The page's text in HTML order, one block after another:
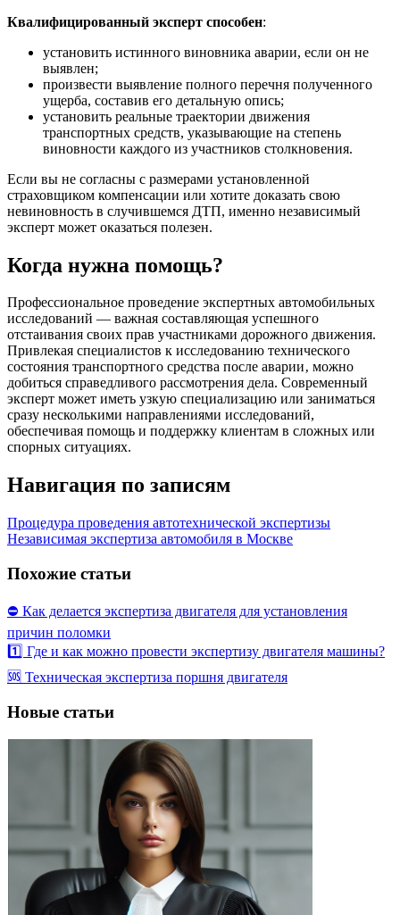
Квалифицированный эксперт способен:
установить истинного виновника аварии, если он не
выявлен;
произвести выявление полного перечня полученного
ущерба, составив его детальную опись;
установить реальные траектории движения
транспортных средств, указывающие на степень
виновности каждого из участников столкновения.
Если вы не согласны с размерами установленной
страховщиком компенсации или хотите доказать свою
невиновность в случившемся ДТП, именно независимый
эксперт может оказаться полезен.
Когда нужна помощь?
Профессиональное проведение экспертных автомобильных
исследований — важная составляющая успешного
отстаивания своих прав участниками дорожного движения.
Привлекая специалистов к исследованию технического
состояния транспортного средства после аварии‚ можно
добиться справедливого рассмотрения дела. Современный
эксперт может иметь узкую специализацию или заниматься
сразу несколькими направлениями исследований,
обеспечивая помощь и поддержку клиентам в сложных или
спорных ситуациях.
Навигация по записям
Процедура проведения автотехнической экспертизы
Независимая экспертиза автомобиля в Москве
Похожие статьи
⛔ Как делается экспертиза двигателя для установления
причин поломки
1️⃣ Где и как можно провести экспертизу двигателя машины?
🆘 Техническая экспертиза поршня двигателя
Новые статьи